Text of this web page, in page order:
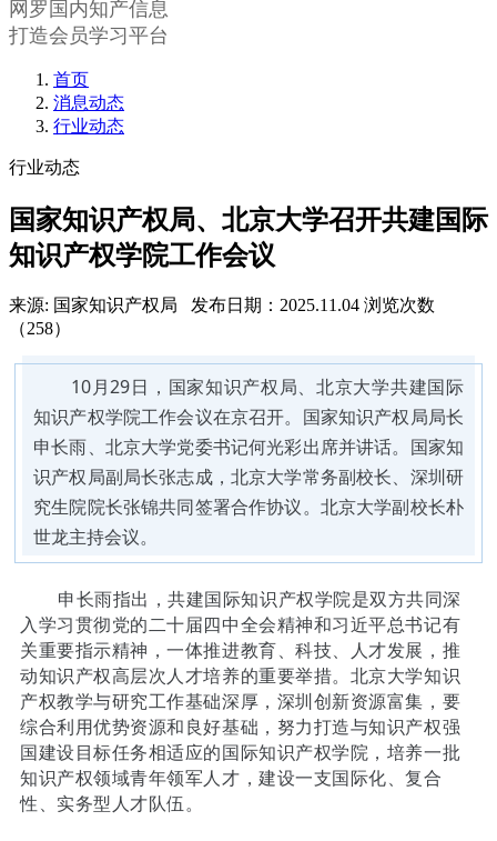
网罗国内知产信息
打造会员学习平台
首页
消息动态
行业动态
行业动态
国家知识产权局、北京大学召开共建国际
知识产权学院工作会议
来源: 国家知识产权局 发布日期：2025.11.04 浏览次数
（258）
10月29日，国家知识产权局、北京大学共建国际
知识产权学院工作会议在京召开。国家知识产权局局长
申长雨、北京大学党委书记何光彩出席并讲话。国家知
识产权局副局长张志成，北京大学常务副校长、深圳研
究生院院长张锦共同签署合作协议。北京大学副校长朴
世龙主持会议。
申长雨指出，共建国际知识产权学院是双方共同深
入学习贯彻党的二十届四中全会精神和习近平总书记有
关重要指示精神，一体推进教育、科技、人才发展，推
动知识产权高层次人才培养的重要举措。北京大学知识
产权教学与研究工作基础深厚，深圳创新资源富集，要
综合利用优势资源和良好基础，努力打造与知识产权强
国建设目标任务相适应的国际知识产权学院，培养一批
知识产权领域青年领军人才，建设一支国际化、复合
性、实务型人才队伍。